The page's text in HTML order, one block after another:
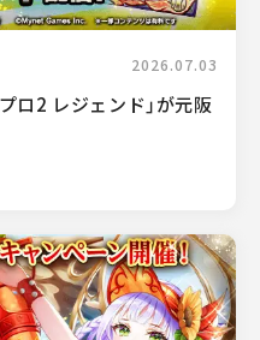
2026.07.03
ロ2 レジェンド」が元阪